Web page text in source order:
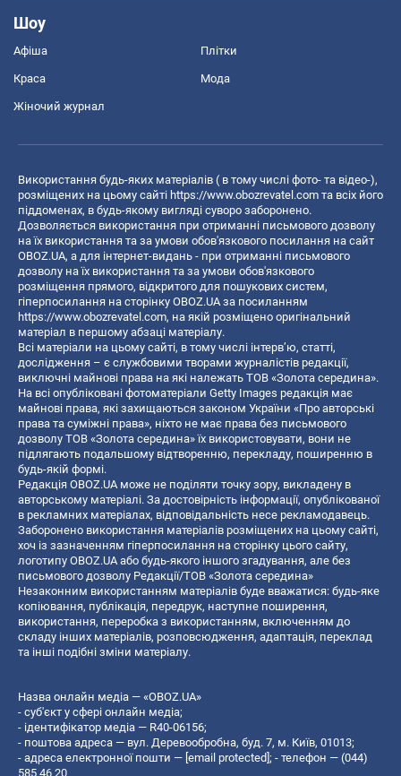
Шоу
Афіша Плітки
Краса Мода
Жіночий журнал
Використання будь-яких матеріалів ( в тому числі фото- та відео-),
розміщених на цьому сайті https://www.obozrevatel.com та всіх його
піддоменах, в будь-якому вигляді суворо заборонено.
Дозволяється використання при отриманні письмового дозволу
на їх використання та за умови обов'язкового посилання на сайт
OBOZ.UA, а для інтернет-видань - при отриманні письмового
дозволу на їх використання та за умови обов'язкового
розміщення прямого, відкритого для пошукових систем,
гіперпосилання на сторінку OBOZ.UA за посиланням
https://www.obozrevatel.com, на якій розміщено оригінальний
матеріал в першому абзаці матеріалу.
Всі матеріали на цьому сайті, в тому числі інтерв’ю, статті,
дослідження – є службовими творами журналістів редакції,
виключні майнові права на які належать ТОВ «Золота середина».
На всі опубліковані фотоматеріали Getty Images редакція має
майнові права, які захищаються законом України «Про авторські
права та суміжні права», ніхто не має права без письмового
дозволу ТОВ «Золота середина» їх використовувати, вони не
підлягають подальшому відтворенню, перекладу, поширенню в
будь-якій формі.
Редакція OBOZ.UA може не поділяти точку зору, викладену в
авторському матеріалі. За достовірність інформації, опублікованої
в рекламних матеріалах, відповідальність несе рекламодавець.
Заборонено використання матеріалів розміщених на цьому сайті,
хоч із зазначенням гіперпосилання на сторінку цього сайту,
логотипу OBOZ.UA або будь-якого іншого згадування, але без
письмового дозволу Редакції/ТОВ «Золота середина»
Незаконним використанням матеріалів буде вважатися: будь-яке
копiювання, публiкацiя, передрук, наступне поширення,
використання, переробка з використанням, включенням до
складу інших матеріалів, розповсюдження, адаптація, переклад
та інші подібні зміни матеріалу.
Назва онлайн медіа — «OBOZ.UA»
- суб'єкт у сфері онлайн медіа;
- ідентифікатор медіа — R40-06156;
- поштова адреса — вул. Деревообробна, буд. 7, м. Київ, 01013;
- адреса електронної пошти — [email protected]; - телефон — (044)
585 46 20